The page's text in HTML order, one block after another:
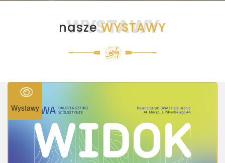
WYSTAWY
naszeWYSTAWY
Wystawy